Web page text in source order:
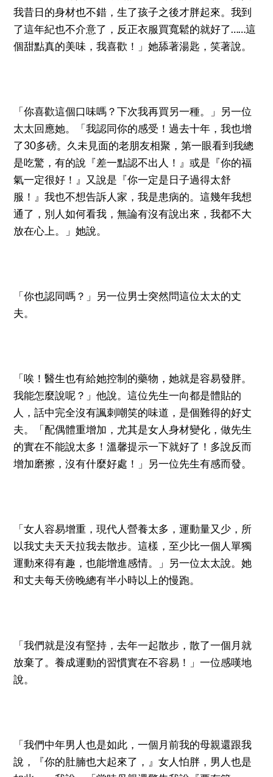
我昔日的身材也不錯，生了孩子之後才胖起來。我到
了這年紀也不介意了，反正衣服買寬鬆的就好了……這
個甜點真的美味，我喜歡！」她舔著湯匙，笑著說。
「你喜歡這個口味嗎？下次我再買另一種。」另一位
太太回應她。「我認同你的感受！過去十年，我也增
了30多磅。久未見面的老朋友相聚，第一眼看到我總
是吃驚，有的說『差一點認不出人！』或是『你的福
氣一定很好！』又說是『你一定是日子過得太舒
服！』我也不想告訴人家，我是患病的。這幾年我想
通了，別人如何看我，無論有沒有說出來，我都不大
放在心上。」她說。
「你也認同嗎？」另一位男士突然問這位太太的丈
夫。
「唉！醫生也有給她控制的藥物，她就是容易發胖。
我能怎麼說呢？」他說。這位先生一向都是體貼的
人，話中完全沒有諷刺嘲笑的味道，是個難得的好丈
夫。「配偶體重增加，尤其是女人身材變化，做先生
的實在不能說太多！溫馨提示一下就好了！多說反而
增加磨擦，沒有什麼好處！」另一位先生有感而發。
「女人容易增重，現代人營養太多，運動量又少，所
以我丈夫天天拉我去散步。這樣，至少比一個人單獨
運動來得有趣，也能增進感情。」另一位太太說。她
和丈夫每天傍晚總有半小時以上的慢跑。
「我們就是沒有堅持，去年一起散步，散了一個月就
放棄了。養成運動的習慣實在不容易！」一位感嘆地
說。
「我們中年男人也是如此，一個月前我的母親還跟我
說，『你的肚腩也大起來了，』女人怕胖，男人也是